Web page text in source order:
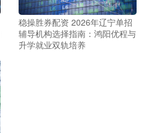
稳操胜券配资 2026年辽宁单招
辅导机构选择指南：鸿阳优程与
升学就业双轨培养